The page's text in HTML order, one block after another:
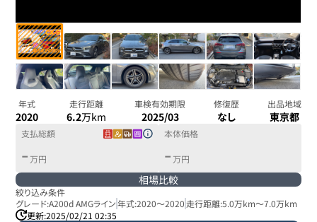
年式
2020
走行距離
6.2万km
車検有効期限
2025/03
修復歴
なし
出品地域
東京都
支払総額
- 万円
本体価格
- 万円
相場比較
絞り込み条件
グレード:A200d AMGライン 年式:2020～2020 走行距離:5.0万km～7.0万km
更新:2025/02/21 02:35